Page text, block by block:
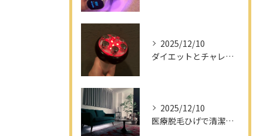
2025/12/10
ダイエットとチャレンジを愛知県名古屋市で楽しみながら成功させるポイント解説
2025/12/10
医療脱毛ひげで清潔感アップを目指す男性へ愛知県名古屋市のヒゲ脱毛で選ぶべきポイント